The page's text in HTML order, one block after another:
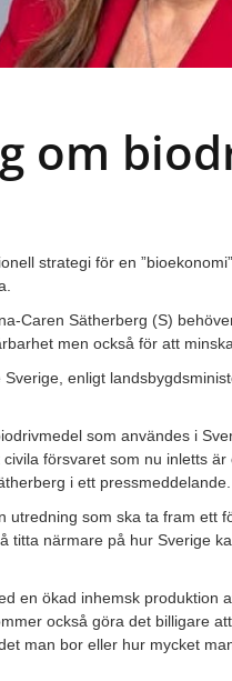
om
strategi för en
Caren Sätherberg (S)
men också för att
enligt
som användes i
försvaret som nu inletts
i ett pressmeddelande.
utredning som ska ta fram ett
titta närmare på hur Sverige
en ökad inhemsk produktion
också göra det billigare
man bor eller hur mycket